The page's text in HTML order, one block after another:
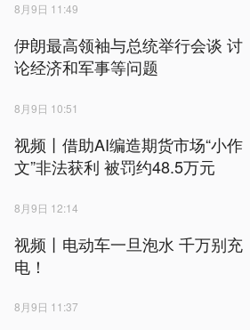
8月9日 11:49
伊朗最高领袖与总统举行会谈 讨
论经济和军事等问题
8月9日 10:51
视频丨借助AI编造期货市场“小作
文”非法获利 被罚约48.5万元
8月9日 12:14
视频丨电动车一旦泡水 千万别充
电！
8月9日 11:37